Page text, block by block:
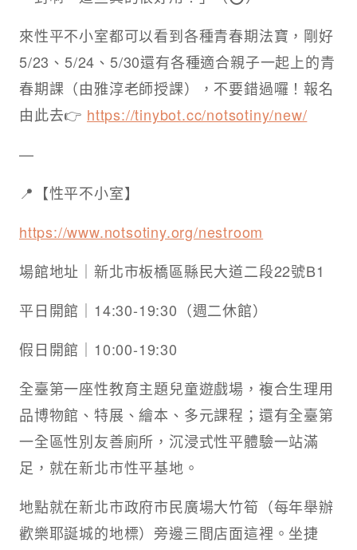
來性平不小室都可以看到各種青春期法寶，剛好
5/23、5/24、5/30還有各種適合親子一起上的青
春期課（由雅淳老師授課），不要錯過囉！報名
由此去👉 https://tinybot.cc/notsotiny/new/
—
📍【性平不小室】
https://www.notsotiny.org/nestroom
場館地址｜新北市板橋區縣民大道二段22號B1
平日開館｜14:30-19:30（週二休館）
假日開館｜10:00-19:30 ​
全臺第一座性教育主題兒童遊戲場，複合生理用
品博物館、特展、繪本、多元課程；還有全臺第
一全區性別友善廁所，沉浸式性平體驗一站滿
足，就在新北市性平基地。 ​
地點就在新北市政府市民廣場大竹筍（每年舉辦
歡樂耶誕城的地標）旁邊三間店面這裡。坐捷